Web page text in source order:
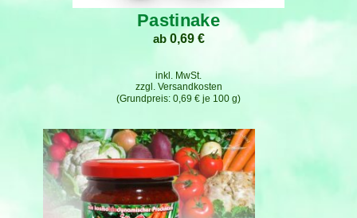
Pastinake
ab 0,69 €
0,69 € je 100 g
inkl. MwSt.
zzgl. Versandkosten